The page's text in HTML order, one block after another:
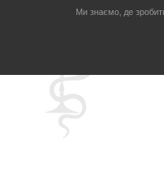
Ми знаємо, де